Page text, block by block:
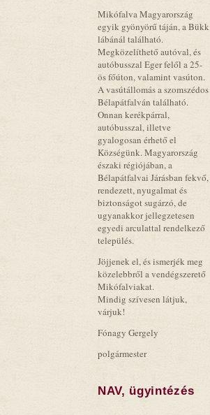
Mikófalva Magyarország
egyik gyönyörű táján, a Bükk
lábánál található.
Megközelíthető autóval, és
autóbusszal Eger felől a 25-
ös főúton, valamint vasúton.
A vasútállomás a szomszédos
Bélapátfalván található.
Onnan kerékpárral,
autóbusszal, illetve
gyalogosan érhető el
Községünk. Magyarország
északi régiójában, a
Bélapátfalvai Járásban fekvő,
rendezett, nyugalmat és
biztonságot sugárzó, de
ugyanakkor jellegzetesen
egyedi arculattal rendelkező
település.
Jöjjenek el, és ismerjék meg
közelebbről a vendégszerető
Mikófalviakat.
Mindig szívesen látjuk,
várjuk!
Fónagy Gergely
polgármester
NAV, ügyintézés